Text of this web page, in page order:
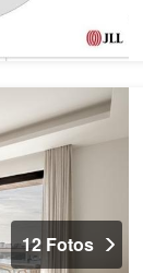
12 Fotos